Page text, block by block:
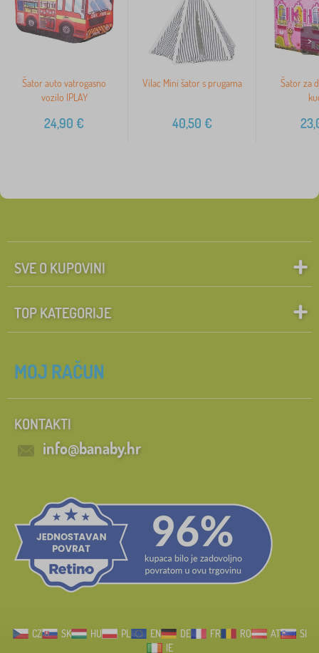
Šator auto vatrogasno
vozilo IPLAY
24,90 €
Vilac Mini šator s prugama
40,50 €
Šator za
>
SVE O KUPOVINI
TOP KATEGORIJE
MOJ RAČUN
KONTAKTI
info@banaby.hr
CZ SK HU PL EN DE FR RO AT
SI
IE